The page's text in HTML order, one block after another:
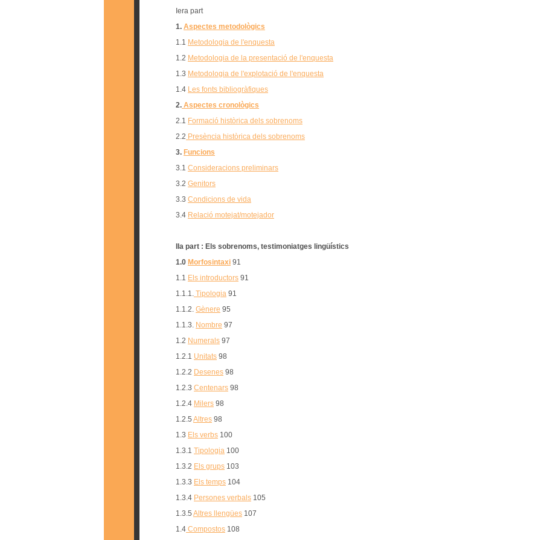
Iera part
1. Aspectes metodològics
1.1 Metodologia de l'enquesta
1.2 Metodologia de la presentació de l'enquesta
1.3 Metodologia de l'explotació de l'enquesta
1.4 Les fonts bibliogràfiques
2. Aspectes cronològics
2.1 Formació històrica dels sobrenoms
2.2 Presència històrica dels sobrenoms
3. Funcions
3.1 Consideracions preliminars
3.2 Genitors
3.3 Condicions de vida
3.4 Relació motejat/motejador
IIa part : Els sobrenoms, testimoniatges lingüístics
1.0 Morfosintaxi 91
1.1 Els introductors 91
1.1.1. Tipologia 91
1.1.2. Gènere 95
1.1.3. Nombre 97
1.2 Numerals 97
1.2.1 Unitats 98
1.2.2 Desenes 98
1.2.3 Centenars 98
1.2.4 Milers 98
1.2.5 Altres 98
1.3 Els verbs 100
1.3.1 Tipologia 100
1.3.2 Els grups 103
1.3.3 Els temps 104
1.3.4 Persones verbals 105
1.3.5 Altres llengües 107
1.4 Compostos 108